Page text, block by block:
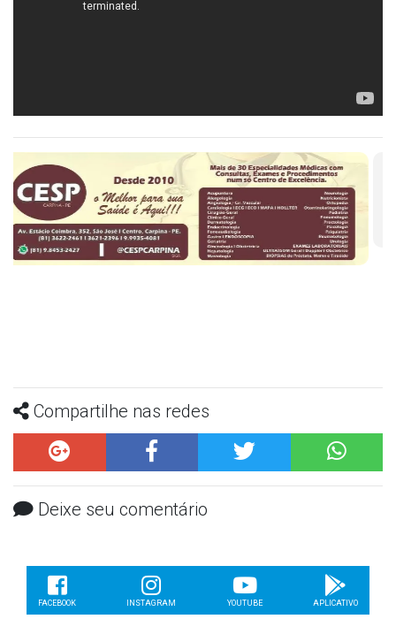
Compartilhe nas redes
Deixe seu comentário
FACEBOOK INSTAGRAM YOUTUBE APLICATIVO